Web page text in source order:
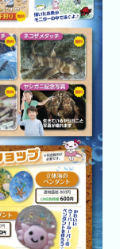
けはコチラ
あそべ～る
水族館
いきもの道
場
新着イベン
ト